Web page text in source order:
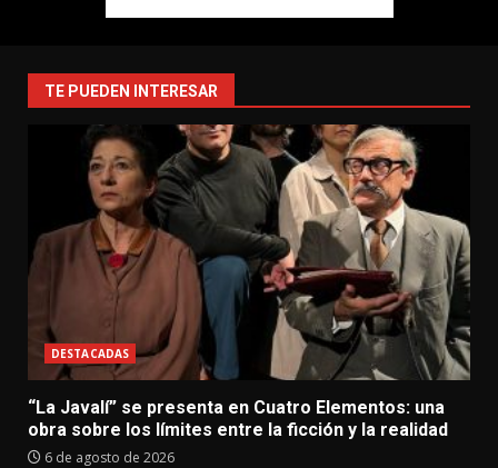
TE PUEDEN INTERESAR
DESTACADAS
“La Javalí” se presenta en Cuatro Elementos: una
obra sobre los límites entre la ficción y la realidad
6 de agosto de 2026